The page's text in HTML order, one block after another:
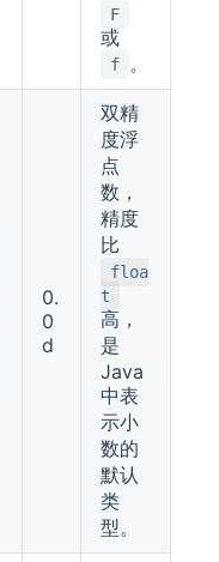
F
或
f 。
0.
0
d
双精
度浮
点
数，
精度
比
floa
t
高，
是
Java
中表
示小
数的
默认
类
型。